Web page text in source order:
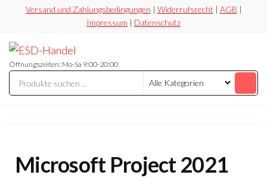
springen
Versand und Zahlungsbedingungen | Widerrufsrecht | AGB |
Impressum | Datenschutz
Handel
Preiswert
Öffnungszeiten: Mo-Sa 9:00-20:00
Microsoft Project 2021